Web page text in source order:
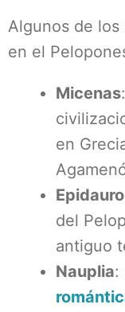
Algunos de los
en el
Micenas
en
Epidauro
del
antiguo
Nauplia: